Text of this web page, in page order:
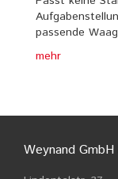
passende
mehr
Weynand